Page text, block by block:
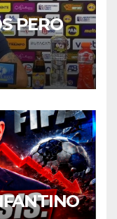
PERO